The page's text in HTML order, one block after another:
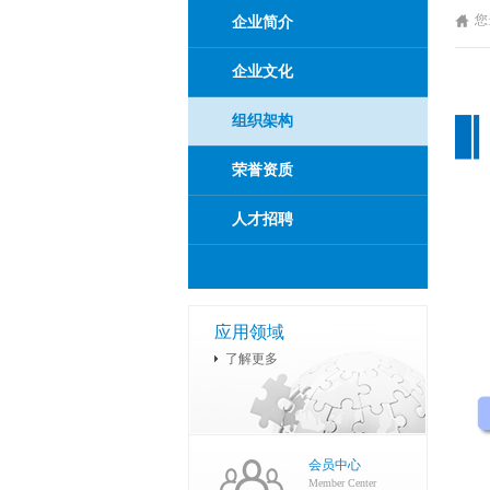
企业简介
企业文化
组织架构
荣誉资质
人才招聘
应用领域
了解更多
会员中心
Member Center